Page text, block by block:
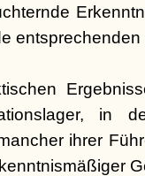
in
ihrer